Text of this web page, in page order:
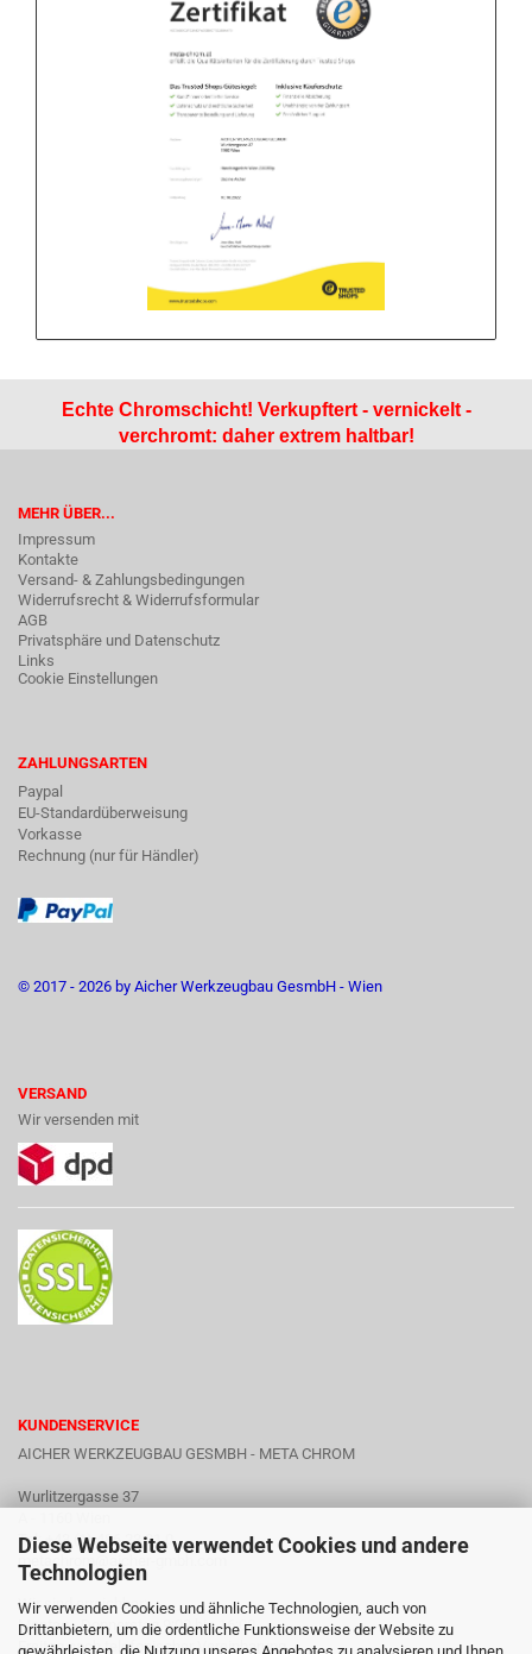
Diese Webseite verwendet Cookies und andere
Technologien
Wir verwenden Cookies und ähnliche Technologien, auch von
Drittanbietern, um die ordentliche Funktionsweise der Website zu
Echte Chromschicht! Verkupftert - vernickelt -
verchromt: daher extrem haltbar!
MEHR ÜBER...
Impressum
Kontakte
Versand- & Zahlungsbedingungen
Widerrufsrecht & Widerrufsformular
AGB
Privatsphäre und Datenschutz
Links
Cookie Einstellungen
ZAHLUNGSARTEN
Paypal
EU-Standardüberweisung
Vorkasse
Rechnung (nur für Händler)
© 2017 - 2026 by Aicher Werkzeugbau GesmbH - Wien
VERSAND
Wir versenden mit
KUNDENSERVICE
AICHER WERKZEUGBAU GESMBH - META CHROM
Wurlitzergasse 37
Tel: +43 (1) 486 23 91 0
metachrom@aicher-gmbh.com
Wir sind erreichbar:
Montag - Donnerstag 9:00 bis 16:00
Freitag nach telefonischer Vereinbarung